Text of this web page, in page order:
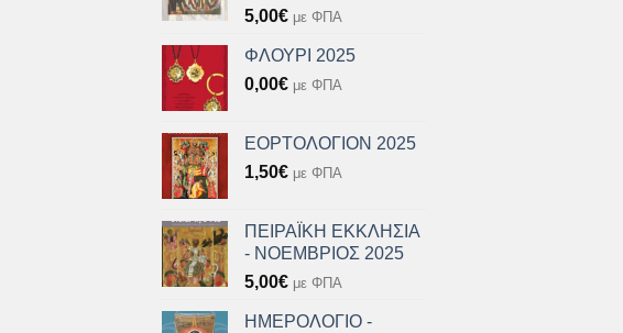
5,00€ με ΦΠΑ
ΦΛΟΥΡΙ 2025
0,00€ με ΦΠΑ
ΕΟΡΤΟΛΟΓΙΟΝ 2025
1,50€ με ΦΠΑ
ΠΕΙΡΑΪΚΗ ΕΚΚΛΗΣΙΑ
- ΝΟΕΜΒΡΙΟΣ 2025
5,00€ με ΦΠΑ
ΗΜΕΡΟΛΟΓΙΟ -